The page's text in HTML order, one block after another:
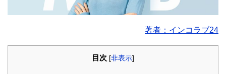
著者：インコラブ24
目次 [非表示]